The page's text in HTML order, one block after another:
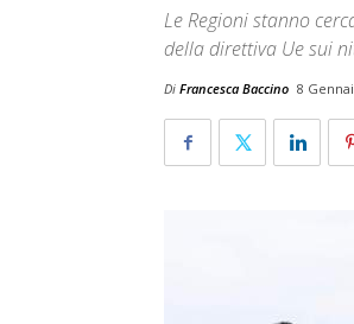
Le Regioni stanno
della direttiva Ue sui
Di Francesca Baccino 8